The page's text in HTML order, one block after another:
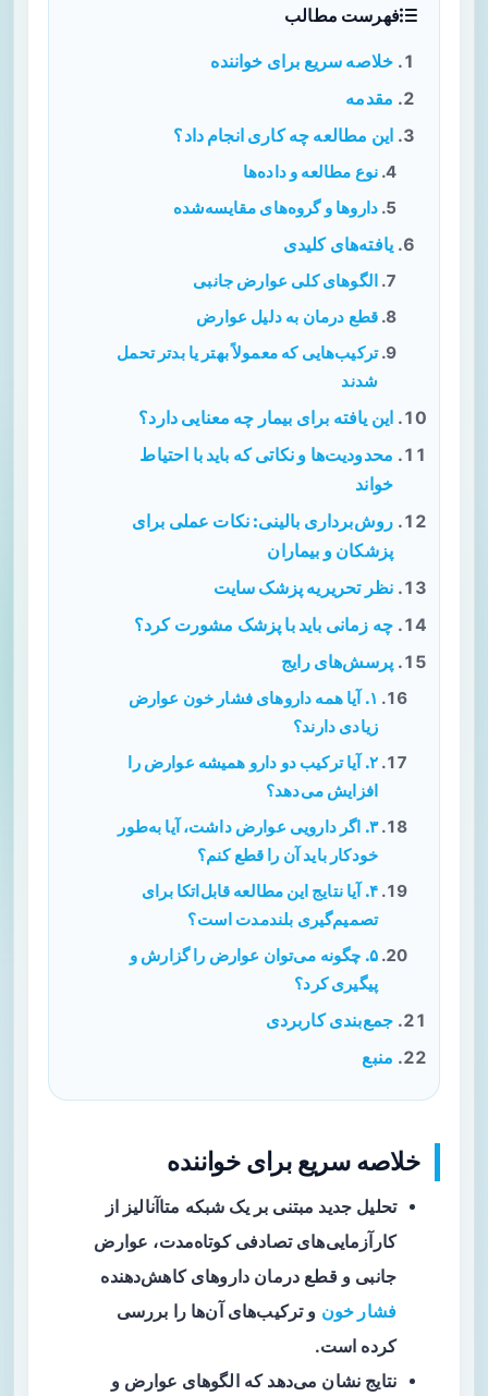
فهرست مطالب
خلاصه سریع برای خواننده
مقدمه
این مطالعه چه کاری انجام داد؟
نوع مطالعه و داده‌ها
داروها و گروه‌های مقایسه‌شده
یافته‌های کلیدی
الگوهای کلی عوارض جانبی
قطع درمان به دلیل عوارض
ترکیب‌هایی که معمولاً بهتر یا بدتر تحمل
شدند
این یافته برای بیمار چه معنایی دارد؟
محدودیت‌ها و نکاتی که باید با احتیاط
خواند
روش‌برداری بالینی: نکات عملی برای
پزشکان و بیماران
نظر تحریریه پزشک سایت
چه زمانی باید با پزشک مشورت کرد؟
پرسش‌های رایج
۱. آیا همه داروهای فشار خون عوارض
زیادی دارند؟
۲. آیا ترکیب دو دارو همیشه عوارض را
افزایش می‌دهد؟
۳. اگر دارویی عوارض داشت، آیا به‌طور
خودکار باید آن را قطع کنم؟
۴. آیا نتایج این مطالعه قابل‌اتکا برای
تصمیم‌گیری بلندمدت است؟
۵. چگونه می‌توان عوارض را گزارش و
پیگیری کرد؟
جمع‌بندی کاربردی
منبع
خلاصه سریع برای خواننده
تحلیل جدید مبتنی بر یک شبکه متاآنالیز از
کارآزمایی‌های تصادفی کوتاه‌مدت، عوارض
جانبی و قطع درمان داروهای کاهش‌دهنده
فشار خون و ترکیب‌های آن‌ها را بررسی
کرده است.
نتایج نشان می‌دهد کهالگوهای عوارض و